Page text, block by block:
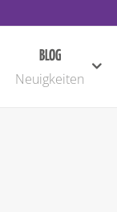
BLOG
Neuigkeiten